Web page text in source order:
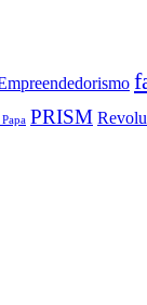
PRISM